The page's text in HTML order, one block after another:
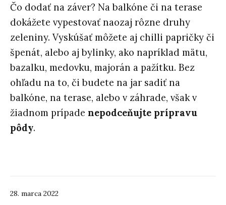
28. marca 2022
Čo dodať na záver? Na balkóne či na terase
dokážete vypestovať naozaj rôzne druhy
zeleniny. Vyskúšať môžete aj chilli papričky či
špenát, alebo aj bylinky, ako napríklad mätu,
bazalku, medovku, majorán a pažítku. Bez
ohľadu na to, či budete na jar sadiť na
balkóne, na terase, alebo v záhrade, však v
žiadnom prípade nepodceňujte prípravu
pôdy.